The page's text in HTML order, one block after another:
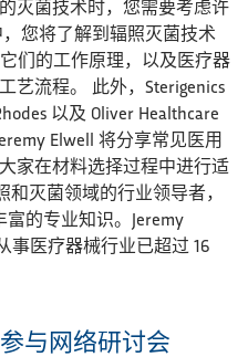
灭菌技术时，您需要考虑许
您将了解到辐照灭菌技术
们的工作原理，以及医疗器
艺流程。 此外，Sterigenics
以及 Oliver Healthcare
Elwell 将分享常见医用
家在材料选择过程中进行适
和灭菌领域的行业领导者，
的专业知识。Jeremy
事医疗器械行业已超过 16
与网络研讨会